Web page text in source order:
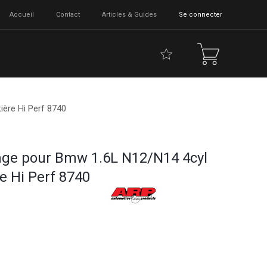
Accueil Contact Articles & Guides Se connecter
Hi Perf 8740
pour Bmw 1.6L N12/N14 4cyl
Hi Perf 8740